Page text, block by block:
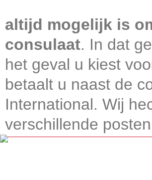
altijd mogelijk is
consulaat. In dat
het geval u kiest
betaalt u naast de
International. Wij
verschillende